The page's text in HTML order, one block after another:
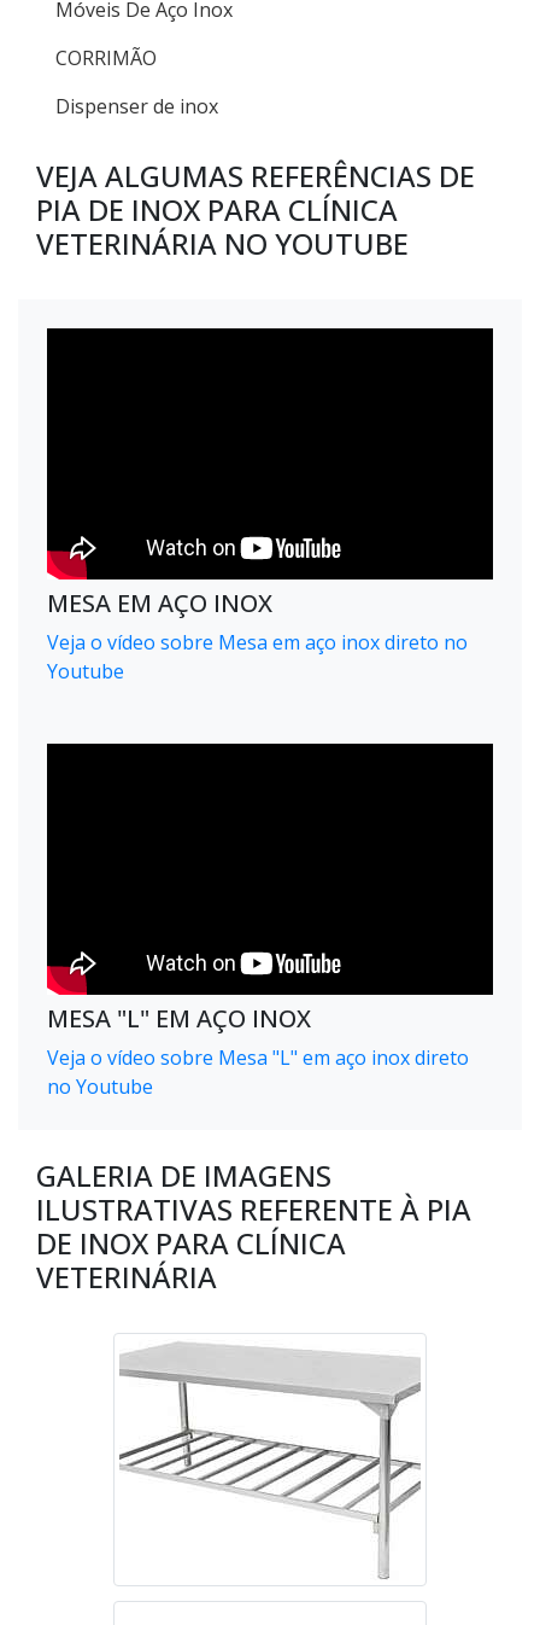
Móveis De Aço Inox
CORRIMÃO
Dispenser de inox
VEJA ALGUMAS REFERÊNCIAS DE
PIA DE INOX PARA CLÍNICA
VETERINÁRIA NO YOUTUBE
MESA EM AÇO INOX
Veja o vídeo sobre Mesa em aço inox direto no
Youtube
MESA "L" EM AÇO INOX
Veja o vídeo sobre Mesa "L" em aço inox direto
no Youtube
GALERIA DE IMAGENS
ILUSTRATIVAS REFERENTE À PIA
DE INOX PARA CLÍNICA
VETERINÁRIA